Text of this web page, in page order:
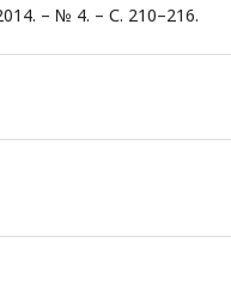
– № 4. – С. 210–216.